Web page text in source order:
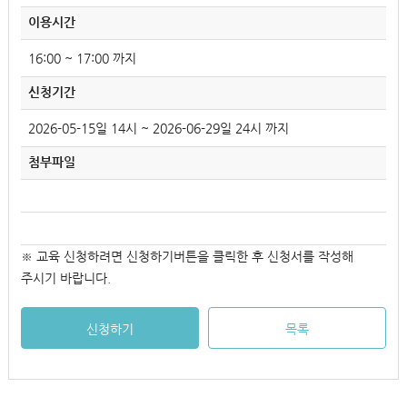
이용시간
16:00 ~ 17:00 까지
신청기간
2026-05-15일 14시 ~ 2026-06-29일 24시 까지
첨부파일
※ 교육 신청하려면 신청하기버튼을 클릭한 후 신청서를 작성해
주시기 바랍니다.
신청하기 목록